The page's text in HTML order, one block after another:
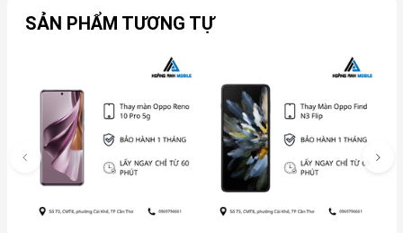
SẢN PHẨM TƯƠNG TỰ